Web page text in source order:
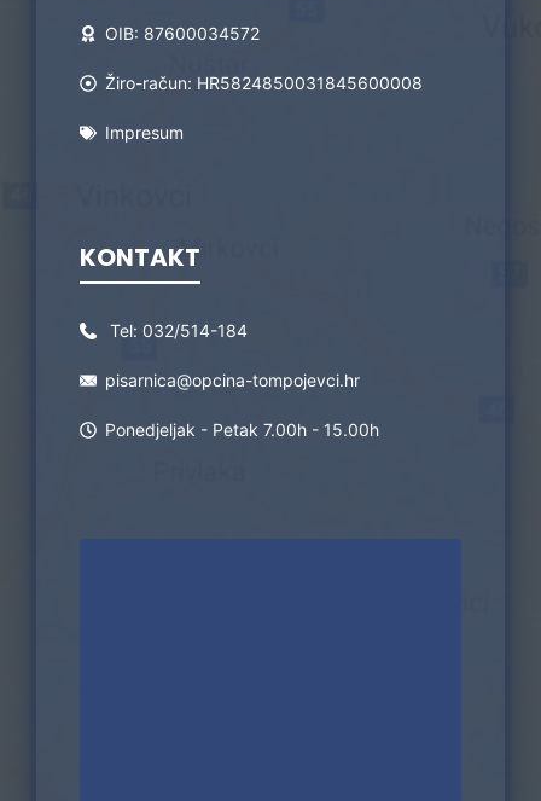
OIB: 87600034572
Žiro-račun: HR5824850031845600008
Impresum
KONTAKT
Tel: 032/514-184
pisarnica@opcina-tompojevci.hr
Ponedjeljak - Petak 7.00h - 15.00h